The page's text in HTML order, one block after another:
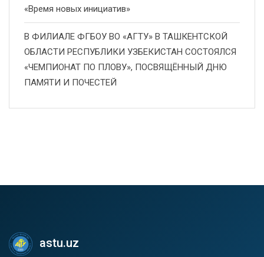
«Время новых инициатив»
В ФИЛИАЛЕ ФГБОУ ВО «АГТУ» В ТАШКЕНТСКОЙ
ОБЛАСТИ РЕСПУБЛИКИ УЗБЕКИСТАН СОСТОЯЛСЯ
«ЧЕМПИОНАТ ПО ПЛОВУ», ПОСВЯЩЁННЫЙ ДНЮ
ПАМЯТИ И ПОЧЕСТЕЙ
astu.uz